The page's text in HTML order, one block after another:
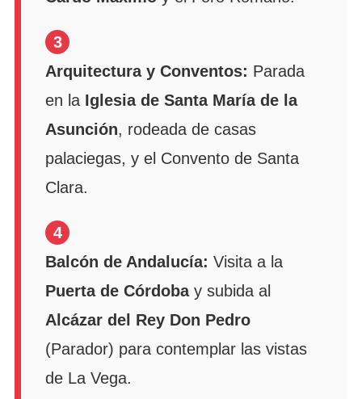
3
Arquitectura y Conventos: Parada
en la Iglesia de Santa María de la
Asunción, rodeada de casas
palaciegas, y el Convento de Santa
Clara.
4
Balcón de Andalucía: Visita a la
Puerta de Córdobay subida al
Alcázar del Rey Don Pedro
(Parador) para contemplar las vistas
de La Vega.